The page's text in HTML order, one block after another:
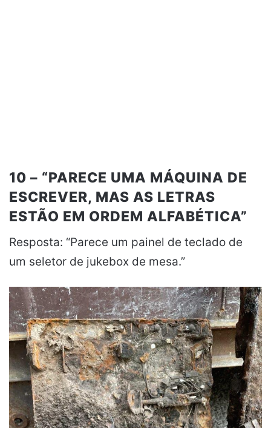
10 – “PARECE UMA MÁQUINA DE
ESCREVER, MAS AS LETRAS
ESTÃO EM ORDEM ALFABÉTICA”
Resposta: “Parece um painel de teclado de
um seletor de jukebox de mesa.”